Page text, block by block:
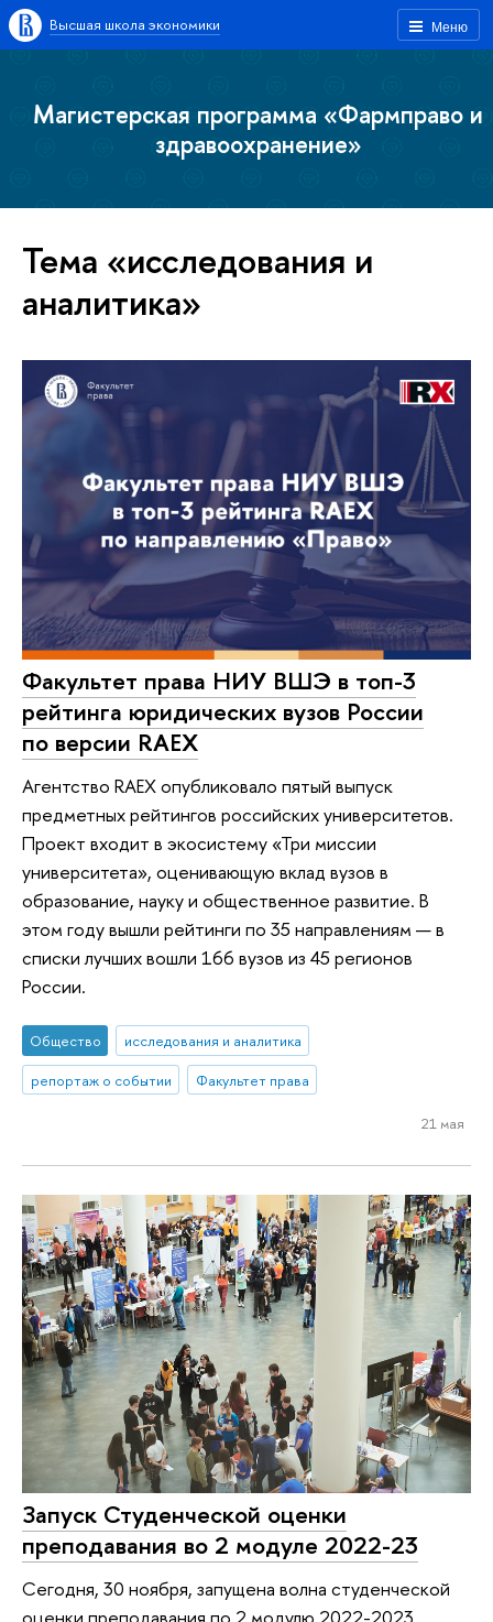
Меню
Высшая школа экономики
Магистерская программа «Фармправо и
здравоохранение»
Тема «исследования и
аналитика»
Факультет права НИУ ВШЭ в топ-3
рейтинга юридических вузов России
по версии RAEX
Агентство RAEX опубликовало пятый выпуск
предметных рейтингов российских университетов.
Проект входит в экосистему «Три миссии
университета», оценивающую вклад вузов в
образование, науку и общественное развитие. В
этом году вышли рейтинги по 35 направлениям — в
списки лучших вошли 166 вузов из 45 регионов
России.
Общество
исследования и аналитика
репортаж о событии
Факультет права
21 мая
Запуск Студенческой оценки
преподавания во 2 модуле 2022-23
Сегодня, 30 ноября, запущена волна студенческой